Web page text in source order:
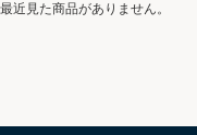
最近見た商品がありません。